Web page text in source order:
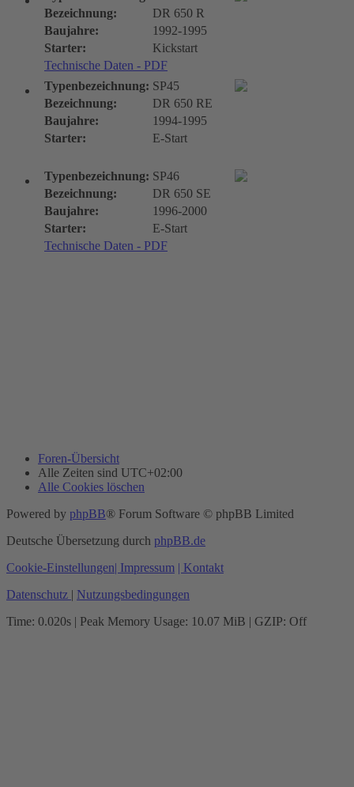
Bezeichnung:
DR 650 R
Baujahre:
1992-1995
Starter:
Kickstart
Technische Daten - PDF
Typenbezeichnung: SP45
Bezeichnung:
DR 650 RE
Baujahre:
1994-1995
Starter:
E-Start
Typenbezeichnung: SP46
Bezeichnung:
DR 650 SE
Baujahre:
1996-2000
Starter:
E-Start
Technische Daten - PDF
Foren-Übersicht
Alle Zeiten sind UTC+02:00
Alle Cookies löschen
Powered by phpBB® Forum Software © phpBB Limited
Deutsche Übersetzung durch phpBB.de
Cookie-Einstellungen| Impressum | Kontakt
Datenschutz | Nutzungsbedingungen
Time: 0.020s | Peak Memory Usage: 10.07 MiB | GZIP: Off